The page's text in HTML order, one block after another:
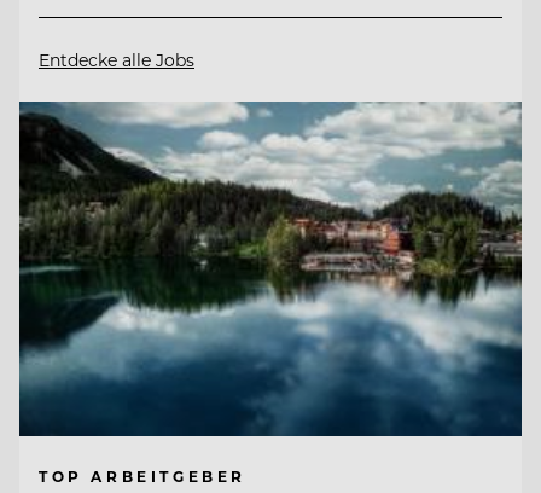
Entdecke alle Jobs
TOP ARBEITGEBER